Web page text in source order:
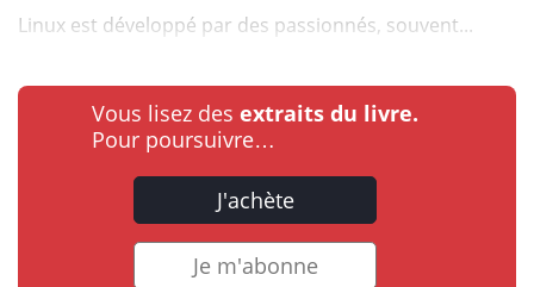
Linux est développé par des passionnés, souvent...
Vous lisez des extraits du livre.
Pour poursuivre…
J'achète
Je m'abonne